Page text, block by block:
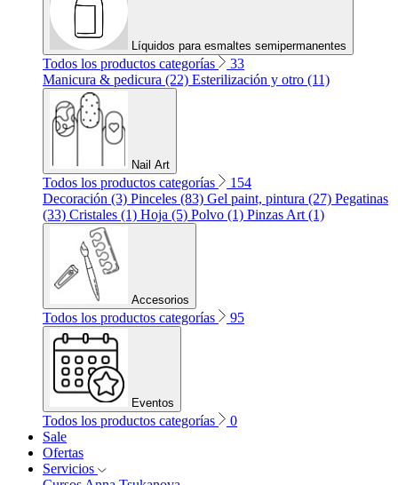
Líquidos para esmaltes semipermanentes
Todos los productos categorías
33
Manicura & pedicura (22) Esterilización y otro (11)
Nail Art
Todos los productos categorías
154
Decoración (3) Pinceles (83) Gel paint, pintura (27) Pegatinas
(33) Cristales (1) Hoja (5) Polvo (1) Pinzas Art (1)
Accesorios
Todos los productos categorías 95
Eventos
Todos los productos categorías
0
Sale
Ofertas
Servicios